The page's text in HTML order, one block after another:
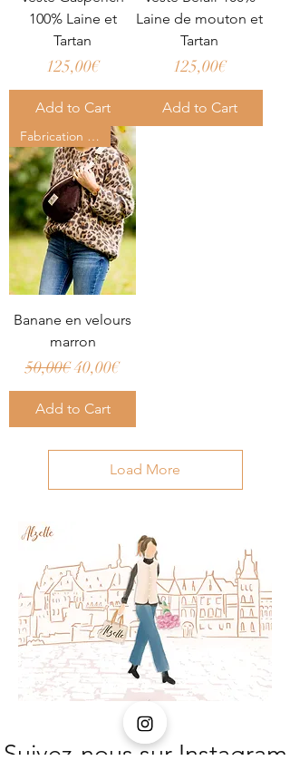
100% Laine et
Tartan
Price
125,00€
Add to Cart
Laine de mouton et
Tartan
Price
125,00€
Add to Cart
Fabrication française 🇫🇷
Banane en velours
marron
Regular Price
50,00€Sale Price
40,00€
Add to Cart
Load More
Suivez-nous sur Instagram